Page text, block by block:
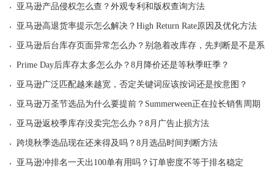
· 亚马逊产品侵权怎么查？外观专利和版权查询方法
· 亚马逊高退货率提示怎么解决？High Return Rate原因及优化方法
· 亚马逊后台库存页面异常怎么办？别急着改库存，先判断是不是系
· Prime Day后库存太多怎么办？8月降价还是等秋季旺季？
· 亚马逊广泛匹配越来越宽，否定关键词应该按词还是按意图？
· 亚马逊万圣节选品为什么要提前？Summerween正在拉长销售周期
· 亚马逊返校季库存没卖完怎么办？8月广告止损方法
· 跨境秋季选品现在还来得及吗？8月选品时间判断方法
· 亚马逊冲排名一天出100单有用吗？订单密度不等于排名稳定